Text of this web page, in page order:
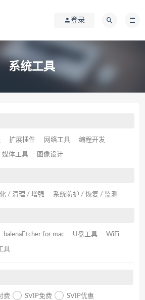
登录
系统工具
扩展插件 网络工具 编程开发
媒体工具 图像设计
/ 清理 / 增强 系统防护 / 恢复 / 监测
balenaEtcher for mac U盘工具 WiFi
具
费 SVIP免费 SVIP优惠